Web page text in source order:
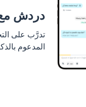
دردش
تدرَّب على
المدعوم